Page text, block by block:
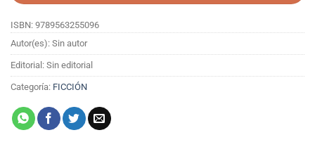
ISBN: 9789563255096
Autor(es): Sin autor
Editorial: Sin editorial
Categoría: FICCIÓN